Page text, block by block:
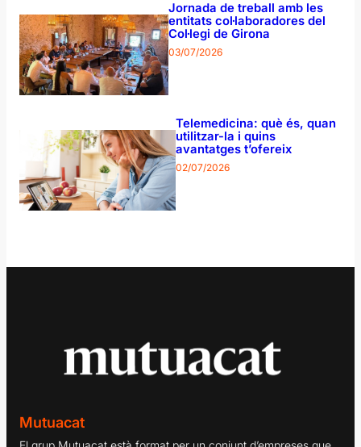
Jornada de treball amb les
entitats col·laboradores del
Col·legi de Girona
03/07/2026
Telemedicina: què és, quan
utilitzar-la i quins
avantatges t’ofereix
02/07/2026
Mutuacat